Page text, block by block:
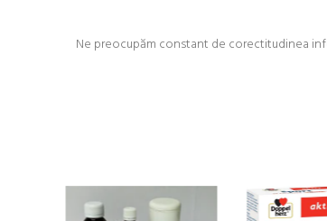
Ne preocupăm constant de corectitudinea